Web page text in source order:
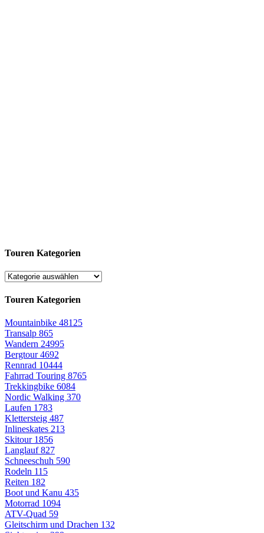
Touren Kategorien
Touren Kategorien
Mountainbike 48125
Transalp 865
Wandern 24995
Bergtour4692
Rennrad 10444
Fahrrad Touring 8765
Trekkingbike 6084
Nordic Walking 370
Laufen 1783
Klettersteig 487
Inlineskates 213
Skitour 1856
Langlauf827
Schneeschuh 590
Rodeln 115
Reiten 182
Boot und Kanu 435
Motorrad 1094
ATV-Quad 59
Gleitschirm und Drachen 132